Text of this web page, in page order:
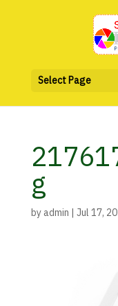
Select Page
g
byadmin | Jul 17,